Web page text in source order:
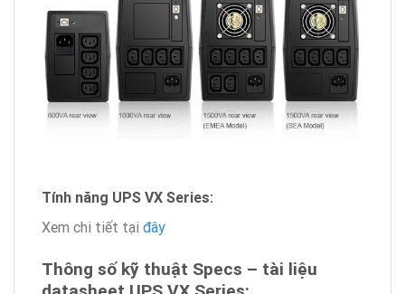
Tính năng UPS VX Series:
Xem chi tiết tại đây
Thông số kỹ thuật Specs – tài liệu